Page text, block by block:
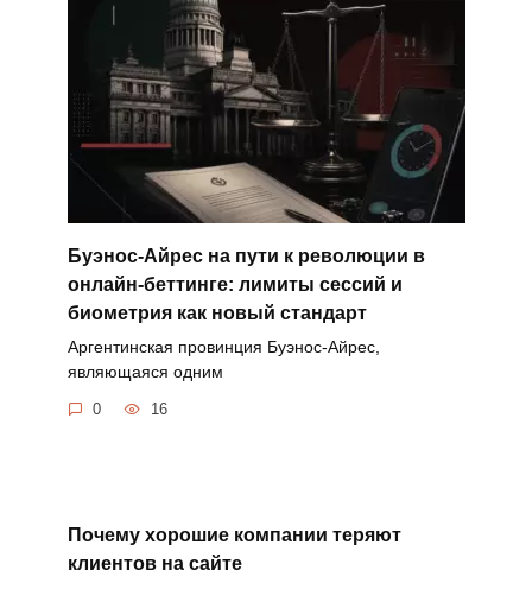
Буэнос-Айрес на пути к революции в
онлайн-беттинге: лимиты сессий и
биометрия как новый стандарт
Аргентинская провинция Буэнос-Айрес,
являющаяся одним
0 16
Почему хорошие компании теряют
клиентов на сайте